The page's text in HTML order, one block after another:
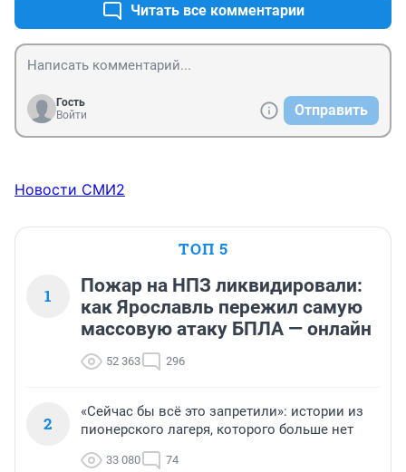
Читать все комментарии
Гость
Войти
Отправить
Новости СМИ2
ТОП 5
1
Пожар на НПЗ ликвидировали:
как Ярославль пережил самую
массовую атаку БПЛА — онлайн
52 363 296
2
«Сейчас бы всё это запретили»: истории из
пионерского лагеря, которого больше нет
33 080 74